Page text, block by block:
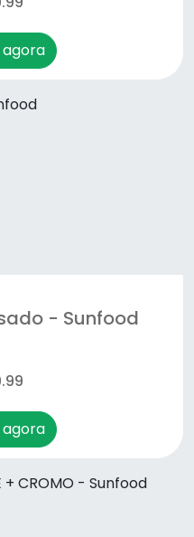
- Sunfood